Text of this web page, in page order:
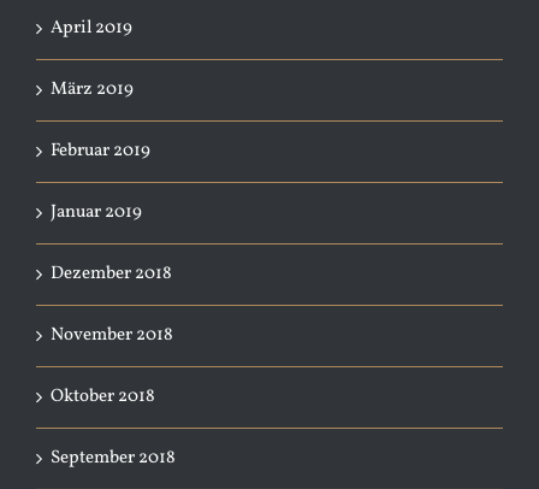
April 2019
März 2019
Februar 2019
Januar 2019
Dezember 2018
November 2018
Oktober 2018
September 2018